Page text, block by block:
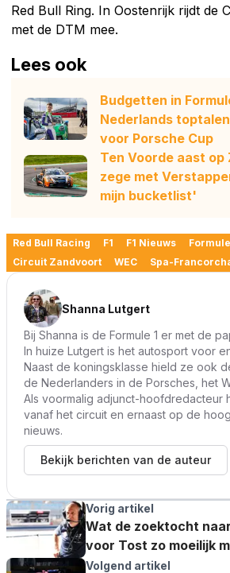
Red Bull Ring. In Oostenrijk rijdt de
met de DTM mee.
Lees ook
Budgetten in
Nederlands
voor Porsche Cup
Ten Voorde aast
zege met
mijn bucketlist'
Red Bull Racing F1 F1 Nieuws
Circuit Zandvoort
WEC Spa-
Shanna Lutgert
Bij Shanna is de Formule 1 er met de
In huize Lutgert is het autosport voor
Naast de koningsklasse hield ze ook
de Nederlanders in de Porsches, het
Als voormalig adjunct-hoofdredacteur
vanaf het circuit en ernaast op de
nieuws.
Bekijk berichten van de auteur
Vorig artikel
Wat de zoektocht
voor Tost zo moeilijk
AlphaTauri
Volgend artikel